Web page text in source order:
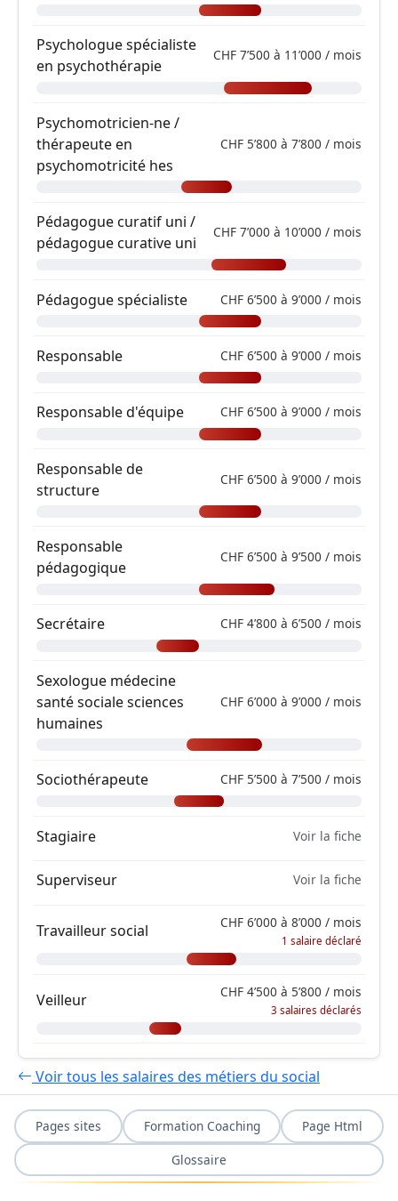
Psychologue spécialiste
en psychothérapie
CHF 7’500 à 11’000 / mois
Psychomotricien-ne /
thérapeute en
psychomotricité hes
CHF 5’800 à 7’800 / mois
Pédagogue curatif uni /
pédagogue curative uni
CHF 7’000 à 10’000 / mois
Pédagogue spécialiste CHF 6’500 à 9’000 / mois
Responsable CHF 6’500 à 9’000 / mois
Responsable d'équipe CHF 6’500 à 9’000 / mois
Responsable de
structure
CHF 6’500 à 9’000 / mois
Responsable
pédagogique
CHF 6’500 à 9’500 / mois
Secrétaire CHF 4’800 à 6’500 / mois
Sexologue médecine
santé sociale sciences
humaines
CHF 6’000 à 9’000 / mois
Sociothérapeute CHF 5’500 à 7’500 / mois
Stagiaire Voir la fiche
Superviseur Voir la fiche
Travailleur social CHF 6’000 à 8’000 / mois
1 salaire déclaré
Veilleur CHF 4’500 à 5’800 / mois
3 salaires déclarés
Voir tous les salaires des métiers du social
Pages sites Formation Coaching
Page Html
Glossaire